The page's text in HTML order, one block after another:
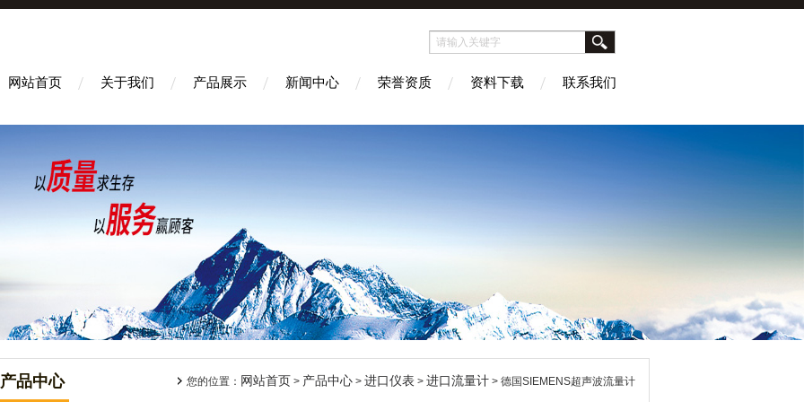
网站首页 关于我们 产品展示 新闻中心 荣誉资质 资料下载 联系我们
产品中心 您的位置： 网站首页 > 产品中心 > 进口仪表 > 进口流量计 > 德国SIEMENS超声波流量计